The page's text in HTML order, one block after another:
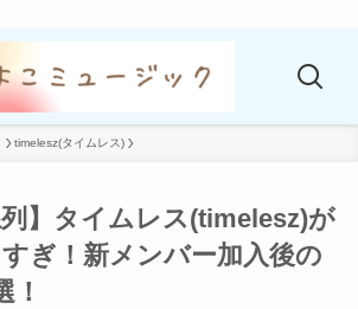
timelesz(タイムレス)
列】タイムレス(timelesz)が
ぎ！新メンバー加入後の
！